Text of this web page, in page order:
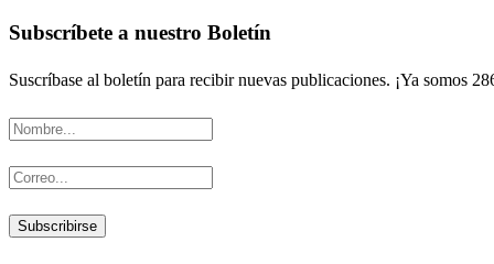
Subscríbete a nuestro Boletín
Suscríbase al boletín para recibir nuevas publicaciones. ¡Ya somos